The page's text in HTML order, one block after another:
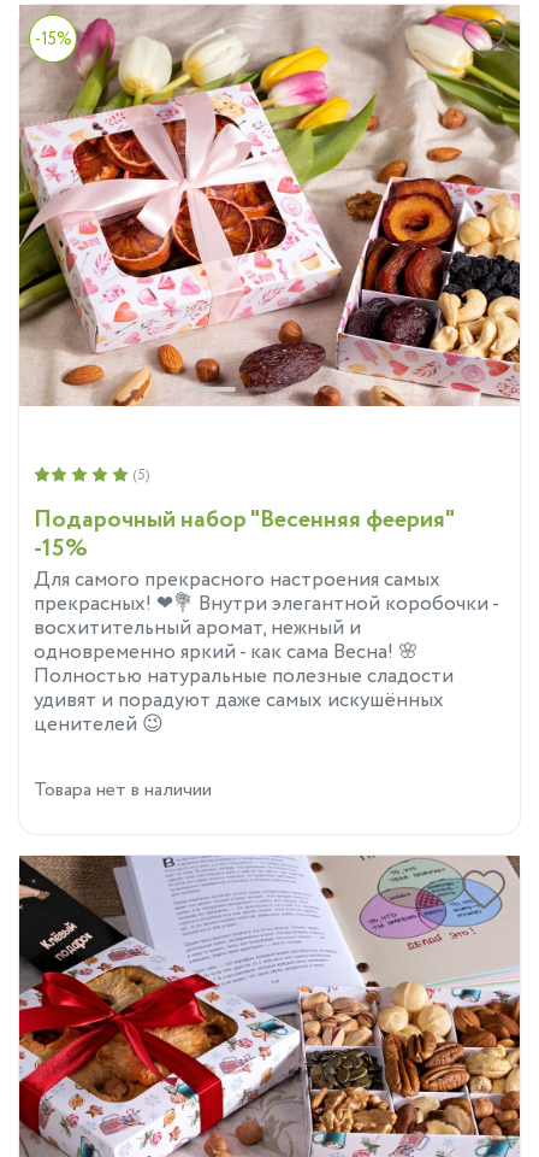
-15%
Подарочный набор "Весенняя феерия"
-15%
Для самого прекрасного настроения самых
прекрасных! ❤💐 Внутри элегантной коробочки -
восхитительный аромат, нежный и
одновременно яркий - как сама Весна! 🌸
Полностью натуральные полезные сладости
удивят и порадуют даже самых искушённых
ценителей 😉
(5)
Товара нет в наличии